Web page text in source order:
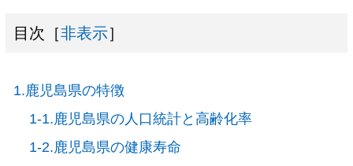
目次［非表示］
1.鹿児島県の特徴
1-1.鹿児島県の人口統計と高齢化率
1-2.鹿児島県の健康寿命